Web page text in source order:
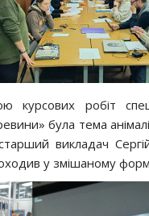
курсових робіт
була тема
викладач
у змішаному